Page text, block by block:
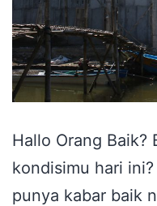
Hallo Orang Baik?
kondisimu hari
punya kabar baik